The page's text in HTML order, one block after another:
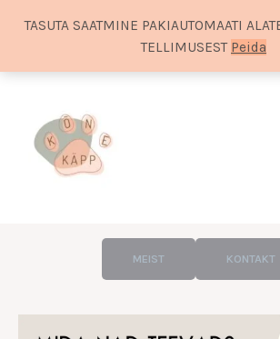
TASUTA SAATMINE PAKIAUTOMAATI
TELLIMUSEST Peida
content
MEIST KONTAKT